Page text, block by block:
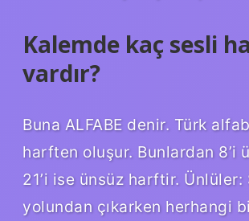
Kalemde kaç sesli
vardır?
Buna ALFABE denir. Türk
harften oluşur. Bunlardan 8’i
21’i ise ünsüz harftir. Ünlüler:
yolundan çıkarken herhangi